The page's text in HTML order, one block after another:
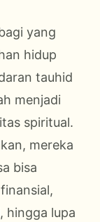
yang
hidup
tauhid
menjadi
spiritual.
mereka
bisa
hingga lupa